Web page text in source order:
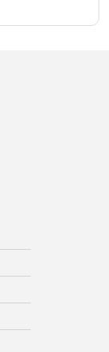
ะ“หัวใจยัง
าสฟื้นกลับมามี
าจะเป็นคนใน
องทำต่อไปนี้
เรียก 1669 ซึ่ง
ให้ดูว่าสถานที่
บื้องต้น และอีก